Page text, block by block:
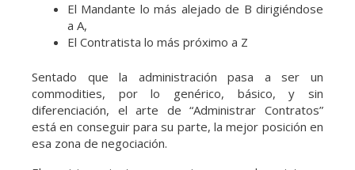
El Mandante lo más alejado de B dirigiéndose
a A,
El Contratista lo más próximo a Z
Sentado que la administración pasa a ser un
commodities, por lo genérico, básico, y sin
diferenciación, el arte de “Administrar Contratos”
está en conseguir para su parte, la mejor posición en
esa zona de negociación.